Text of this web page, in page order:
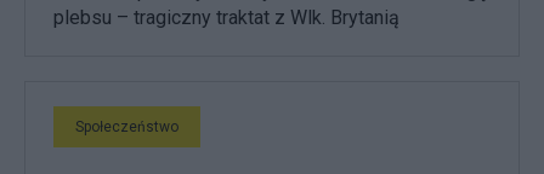
plebsu – tragiczny traktat z Wlk. Brytanią
Społeczeństwo